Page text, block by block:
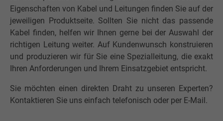
Eigenschaften von Kabel und Leitungen finden Sie auf der
jeweiligen Produktseite. Sollten Sie nicht das passende
Kabel finden, helfen wir Ihnen gerne bei der Auswahl der
richtigen Leitung weiter. Auf Kundenwunsch konstruieren
und produzieren wir für Sie eine Spezialleitung, die exakt
Ihren Anforderungen und Ihrem Einsatzgebiet entspricht.
Sie möchten einen direkten Draht zu unseren Experten?
Kontaktieren Sie uns einfach telefonisch oder per E-Mail.